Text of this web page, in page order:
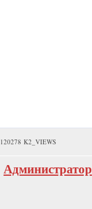
120278 K2_VIEWS
Администратор